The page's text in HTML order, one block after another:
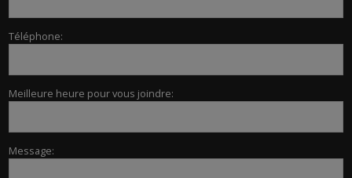
Téléphone:
Meilleure heure pour vous joindre:
Message: